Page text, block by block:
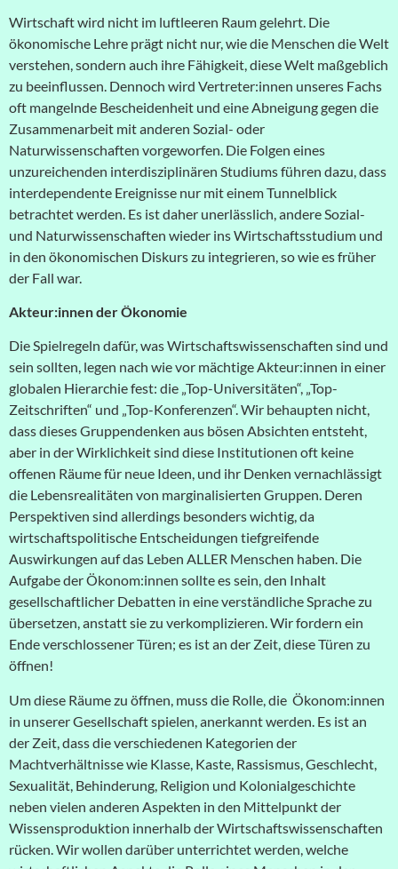
Wirtschaft wird nicht im luftleeren Raum gelehrt. Die
ökonomische Lehre prägt nicht nur, wie die Menschen die Welt
verstehen, sondern auch ihre Fähigkeit, diese Welt maßgeblich
zu beeinflussen. Dennoch wird Vertreter:innen unseres Fachs
oft mangelnde Bescheidenheit und eine Abneigung gegen die
Zusammenarbeit mit anderen Sozial- oder
Naturwissenschaften vorgeworfen. Die Folgen eines
unzureichenden interdisziplinären Studiums führen dazu, dass
interdependente Ereignisse nur mit einem Tunnelblick
betrachtet werden. Es ist daher unerlässlich, andere Sozial-
und Naturwissenschaften wieder ins Wirtschaftsstudium und
in den ökonomischen Diskurs zu integrieren, so wie es früher
der Fall war.
Akteur:innen der Ökonomie
Die Spielregeln dafür, was Wirtschaftswissenschaften sind und
sein sollten, legen nach wie vor mächtige Akteur:innen in einer
globalen Hierarchie fest: die „Top-Universitäten“, „Top-
Zeitschriften“ und „Top-Konferenzen“. Wir behaupten nicht,
dass dieses Gruppendenken aus bösen Absichten entsteht,
aber in der Wirklichkeit sind diese Institutionen oft keine
offenen Räume für neue Ideen, und ihr Denken vernachlässigt
die Lebensrealitäten von marginalisierten Gruppen. Deren
Perspektiven sind allerdings besonders wichtig, da
wirtschaftspolitische Entscheidungen tiefgreifende
Auswirkungen auf das Leben ALLER Menschen haben. Die
Aufgabe der Ökonom:innen sollte es sein, den Inhalt
gesellschaftlicher Debatten in eine verständliche Sprache zu
übersetzen, anstatt sie zu verkomplizieren. Wir fordern ein
Ende verschlossener Türen; es ist an der Zeit, diese Türen zu
öffnen!
Um diese Räume zu öffnen, muss die Rolle, die Ökonom:innen
in unserer Gesellschaft spielen, anerkannt werden. Es ist an
der Zeit, dass die verschiedenen Kategorien der
Machtverhältnisse wie Klasse, Kaste, Rassismus, Geschlecht,
Sexualität, Behinderung, Religion und Kolonialgeschichte
neben vielen anderen Aspekten in den Mittelpunkt der
Wissensproduktion innerhalb der Wirtschaftswissenschaften
rücken. Wir wollen darüber unterrichtet werden, welche